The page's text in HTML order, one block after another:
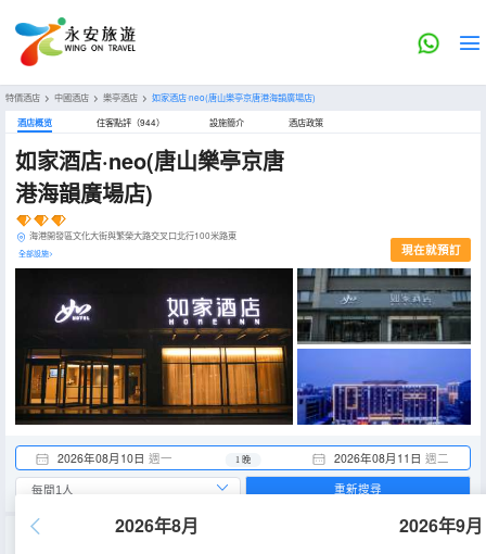
特價酒店 > 中國酒店 > 樂亭酒店 > 如家酒店·neo(唐山樂亭京唐港海韻廣場店)
酒店概览 住客點評（944） 設施簡介 酒店政策
如家酒店·neo(唐山樂亭京唐
港海韻廣場店)
海港開發區文化大街與繁榮大路交叉口北行100米路東
全部設施> 現在就預訂
2026年08月10日 週一 2026年08月11日 週二
1 晚
2026年8月 2026年9月
重新搜尋